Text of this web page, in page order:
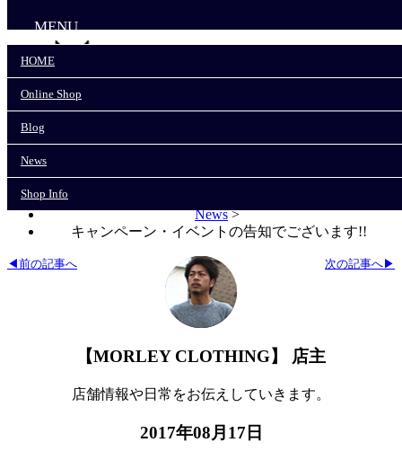
Online Shop
News
MENU
HOME
Online Shop
Blog
News
Shop Info
News>
キャンペーン・イベントの告知でございます!!
次の記事へ▶
◀前の記事へ
【MORLEY CLOTHING】 店主
店舗情報や日常をお伝えしていきます。
2017年08月17日